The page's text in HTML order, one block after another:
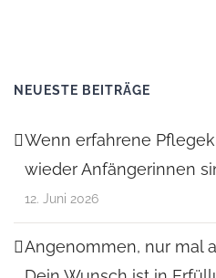
NEUESTE BEITRÄGE
Wenn erfahrene
wieder Anfängerinnen
12. Juni 2026
Angenommen, nur mal